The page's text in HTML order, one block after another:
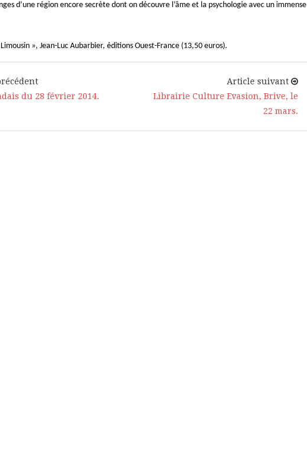
d’une région encore secrète dont on découvre l’âme et la psychologie avec un immense
», Jean-Luc Aubarbier, éditions Ouest-France (13,50 euros).
du 28 février 2014.
Article suivant
Librairie Culture Evasion, Brive, le
22 mars.